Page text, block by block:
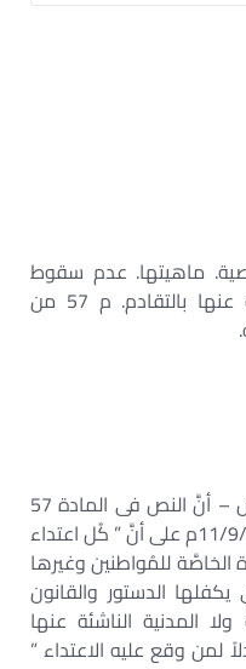
ماهيتها. عدم سقوط
الدعوى الجنائية والمدنية الناشئة عنها بالتقادم. م ‏‏57 من
المُقرَّر – فى قضاء محكمة النقض – أنَّ النص فى المادة 57
من الدستور المعمول به فى ‏‏11/9/1971م على أنَّ ” كُل اعتداء
الخاصَّة للمُواطنين وغيرها
الدستور والقانون
المدنية الناشئة ‏عنها
لمن وقع عليه الاعتداء ”